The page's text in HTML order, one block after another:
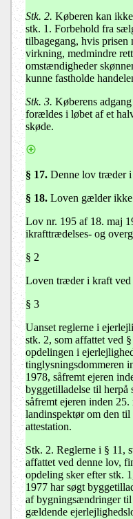
Stk. 2. Køberen kan
stk. 1. Forbehold fra
tilbagegang, hvis prisen
virkning, medmindre
omstændigheder
kunne fastholde
Stk. 3. Køberens
forældes i løbet af et
skøde.
§ 17. Denne lov træder
§ 18. Loven gælder
Lov nr. 195 af 18. maj
ikrafttrædelses- og
§ 2
Loven træder i kraft ved
§ 3
Uanset reglerne i
stk. 2, som affattet ved
opdelingen i
tinglysningsdommeren
1978, såfremt ejeren
byggetilladelse til herpå
såfremt ejeren inden
landinspektør om den
attestation.
Stk. 2. Reglerne i § 11,
affattet ved denne lov,
opdeling sker efter stk.
1977 har søgt
af bygningsændringer
gældende